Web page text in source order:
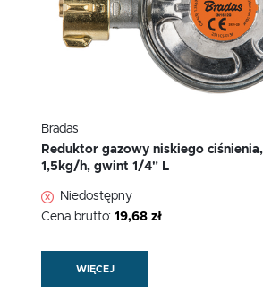
Bradas
Reduktor gazowy niskiego
1,5kg/h, gwint 1/4" L
Niedostępny
Cena brutto: 19,68 zł
WIĘCEJ